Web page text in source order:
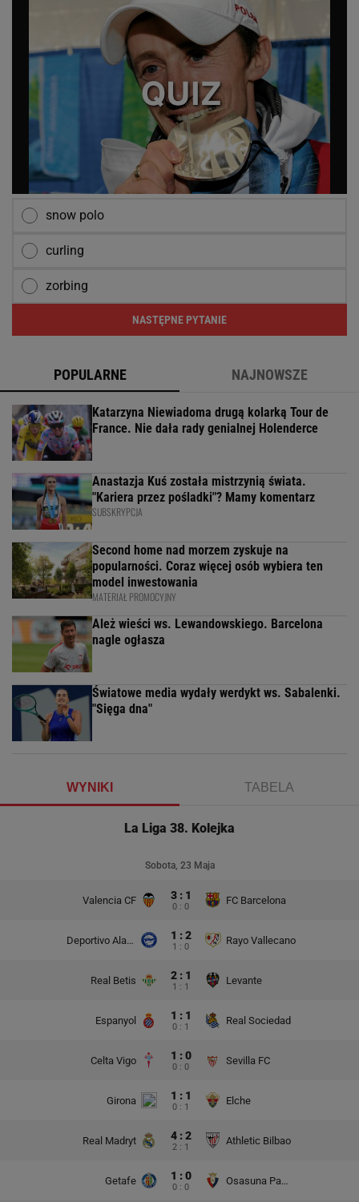
snow polo
curling
zorbing
NASTĘPNE PYTANIE
POPULARNE NAJNOWSZE
Katarzyna Niewiadoma drugą kolarką Tour de
France. Nie dała rady genialnej Holenderce
Anastazja Kuś została mistrzynią świata.
"Kariera przez pośladki"? Mamy komentarz
SUBSKRYPCJA
Second home nad morzem zyskuje na
popularności. Coraz więcej osób wybiera ten
model inwestowania
MATERIAŁ PROMOCYJNY
Ależ wieści ws. Lewandowskiego. Barcelona
nagle ogłasza
Światowe media wydały werdykt ws. Sabalenki.
"Sięga dna"
WYNIKI TABELA
La Liga 38. Kolejka
Sobota, 23 Maja
Valencia CF 3 : 1
0 : 0
FC Barcelona
Deportivo Alaves 1 : 2
1 : 0
Rayo Vallecano
Real Betis 2 : 1
1 : 1
Levante
Espanyol 1 : 1
0 : 1
Real Sociedad
Celta Vigo 1 : 0
0 : 0
Sevilla FC
Girona 1 : 1
0 : 1
Elche
Real Madryt 4 : 2
2 : 1
Athletic Bilbao
Getafe 1 : 0
0 : 0
Osasuna Pampeluna